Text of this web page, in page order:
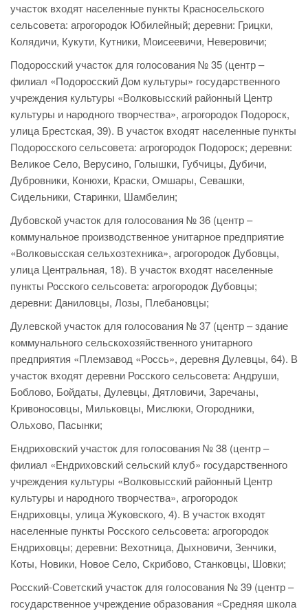
участок входят населенные пункты Красносельского
сельсовета: агрогородок Юбилейный; деревни: Грицки,
Колядичи, Кукути, Кутники, Моисеевичи, Неверовичи;
Подоросский участок для голосования № 35 (центр –
филиал «Подоросский Дом культуры» государственного
учреждения культуры «Волковысский районный Центр
культуры и народного творчества», агрогородок Подороск,
улица Брестская, 39). В участок входят населенные пункты
Подоросского сельсовета: агрогородок Подороск; деревни:
Великое Село, Верусино, Голышки, Губчицы, Дубичи,
Дубровники, Конюхи, Краски, Омшары, Севашки,
Сидельники, Старинки, Шамбелин;
Дубовской участок для голосования № 36 (центр –
коммунальное производственное унитарное предприятие
«Волковысская сельхозтехника», агрогородок Дубовцы,
улица Центральная, 18). В участок входят населенные
пункты Росского сельсовета: агрогородок Дубовцы;
деревни: Даниловцы, Лозы, Плебановцы;
Дулевской участок для голосования № 37 (центр – здание
коммунального сельскохозяйственного унитарного
предприятия «Племзавод «Россь», деревня Дулевцы, 64). В
участок входят деревни Росского сельсовета: Андруши,
Боблово, Бойдаты, Дулевцы, Дятловичи, Заречаны,
Кривоносовцы, Мильковцы, Мислюки, Огородники,
Ольхово, Пасынки;
Ендриховский участок для голосования № 38 (центр –
филиал «Ендриховский сельский клуб» государственного
учреждения культуры «Волковысский районный Центр
культуры и народного творчества», агрогородок
Ендриховцы, улица Жуковского, 4). В участок входят
населенные пункты Росского сельсовета: агрогородок
Ендриховцы; деревни: Вехотница, Дыхновичи, Зенчики,
Коты, Новики, Новое Село, Скрибово, Станковцы, Шовки;
Росский-Советский участок для голосования № 39 (центр –
государственное учреждение образования «Средняя школа